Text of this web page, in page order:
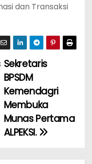
dan Transaksi
Sekretaris
BPSDM
Kemendagri
Membuka
Munas Pertama
ALPEKSI.